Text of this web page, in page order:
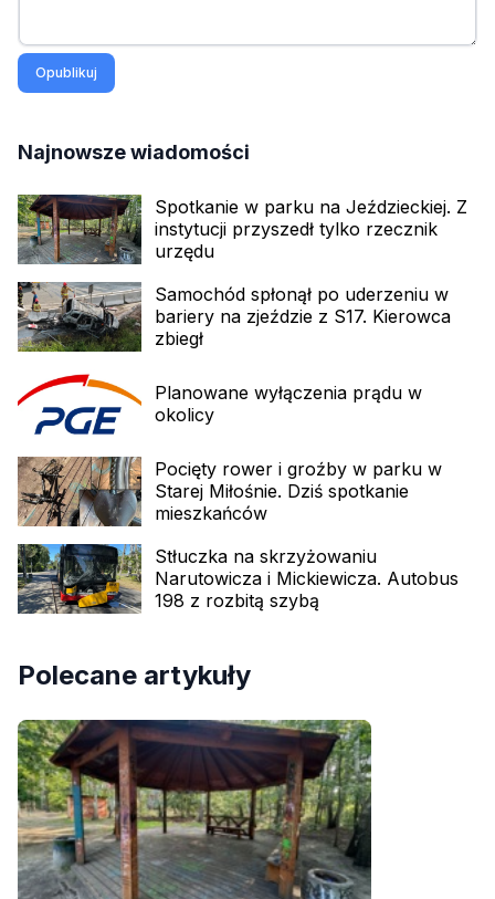
Opublikuj
Najnowsze wiadomości
Spotkanie w parku na Jeździeckiej. Z
instytucji przyszedł tylko rzecznik
urzędu
Samochód spłonął po uderzeniu w
bariery na zjeździe z S17. Kierowca
zbiegł
Planowane wyłączenia prądu w
okolicy
Pocięty rower i groźby w parku w
Starej Miłośnie. Dziś spotkanie
mieszkańców
Stłuczka na skrzyżowaniu
Narutowicza i Mickiewicza. Autobus
198 z rozbitą szybą
Polecane artykuły